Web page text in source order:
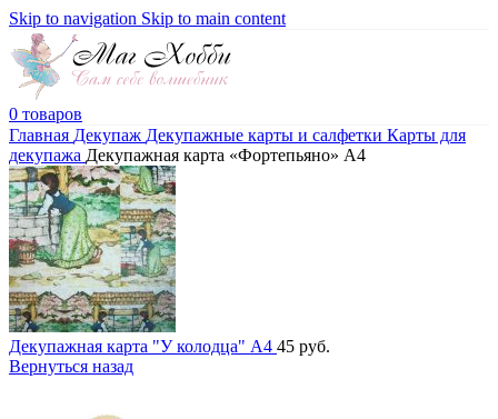
Skip to navigation Skip to main content
0 товаров
Главная Декупаж Декупажные карты и салфетки Карты для
декупажа Декупажная карта «Фортепьяно» А4
Декупажная карта "У колодца" А4 45 руб.
Вернуться назад